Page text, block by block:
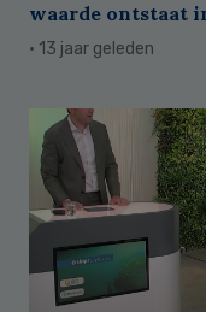
waarde ontstaat
· 13 jaar geleden